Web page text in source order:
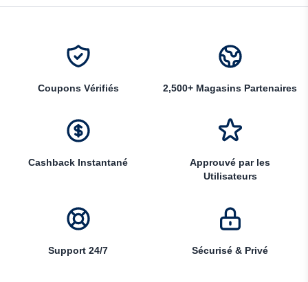
Coupons Vérifiés 2,500+ Magasins Partenaires
Cashback Instantané
Approuvé par les
Utilisateurs
Support 24/7 Sécurisé & Privé